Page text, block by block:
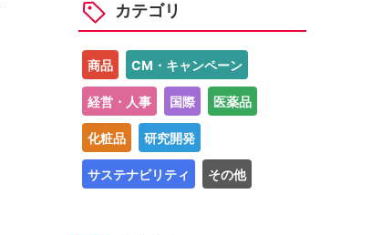
カテゴリ
商品 CM・キャンペーン
経営・人事 国際 医薬品
化粧品 研究開発
サステナビリティ その他